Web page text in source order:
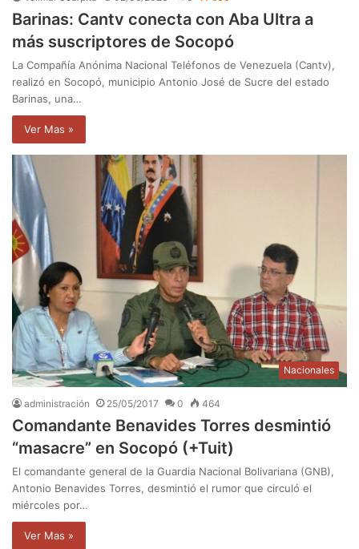
Barinas: Cantv conecta con Aba Ultra a
más suscriptores de Socopó
La Compañía Anónima Nacional Teléfonos de Venezuela (Cantv),
realizó en Socopó, municipio Antonio José de Sucre del estado
Barinas, una…
Ver Mas »
Nacionales
administración 25/05/2017 0 464
Comandante Benavides Torres desmintió
“masacre” en Socopó (+Tuit)
El comandante general de la Guardia Nacional Bolivariana (GNB),
Antonio Benavides Torres, desmintió el rumor que circuló el
miércoles por…
Ver Mas »